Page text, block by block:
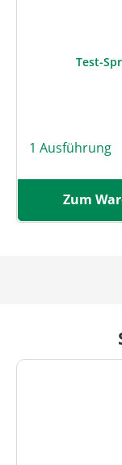
Test-
1 Ausführung
Zum